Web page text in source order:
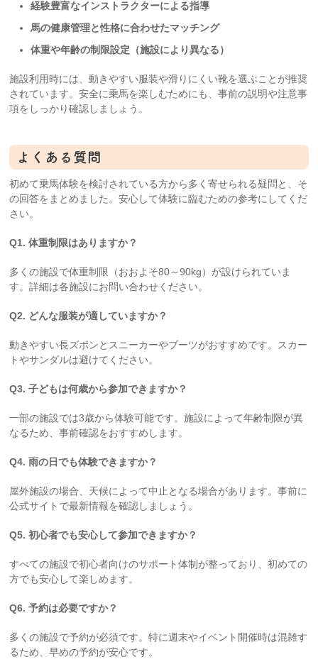
経験豊富なインストラクターによる指導
馬の健康管理と性格に合わせたマッチング
体重や年齢の制限設定（施設により異なる）
施設利用時には、動きやすい服装や滑りにくい靴を選ぶことが推奨
されています。安全に乗馬を楽しむためにも、事前の説明や注意事
項をしっかり確認しましょう。
よくある質問
初めて乗馬体験を検討されている方から多く寄せられる疑問と、そ
の回答をまとめました。安心して体験に臨むための参考にしてくだ
さい。
Q1. 体重制限はありますか？
多くの施設で体重制限（おおよそ80～90kg）が設けられていま
す。詳細は各施設にお問い合わせください。
Q2. どんな服装が適していますか？
動きやすい長ズボンとスニーカーやブーツがおすすめです。スカー
トやサンダルは避けてください。
Q3. 子どもは何歳から参加できますか？
一部の施設では3歳から体験可能です。施設によって年齢制限が異
なるため、事前確認をおすすめします。
Q4. 雨の日でも体験できますか？
屋外施設の場合、天候によって中止となる場合があります。事前に
公式サイトで最新情報を確認しましょう。
Q5. 初心者でも安心して参加できますか？
すべての施設で初心者向けのサポート体制が整っており、初めての
方でも安心して楽しめます。
Q6. 予約は必要ですか？
多くの施設で予約が必須です。特に週末やイベント開催時は混雑す
るため、早めの予約が安心です。